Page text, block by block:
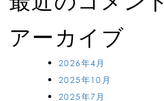
アーカイブ
2026年4月
2025年10月
2025年7月